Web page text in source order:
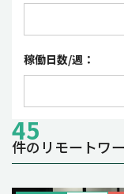
フ
稼働日数/週：
45
件のリモートワ